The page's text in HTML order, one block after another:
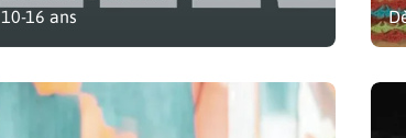
10-16 ans
Ateliers Adultes